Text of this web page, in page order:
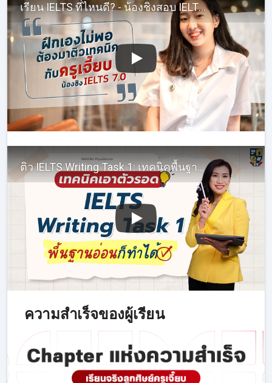
เรียน IELTS ที่ไหนดี? - น้องชิงสอบ IELTSได้ Band 7!! - รีวิวเรียนภาษาอังกฤษติวสอบ IELTS กับครูเจี๊ยบ
ติว IELTS Writing Task 1: เทคนิคพื้นฐาน เขียนบรรยาย Line Graphs
ความสำเร็จของผู้เรียน